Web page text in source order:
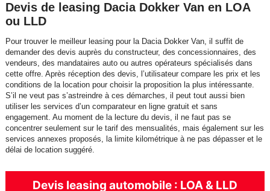
Devis de leasing Dacia Dokker Van en LOA
ou LLD
Pour trouver le meilleur leasing pour la Dacia Dokker Van, il suffit de
demander des devis auprès du constructeur, des concessionnaires, des
vendeurs, des mandataires auto ou autres opérateurs spécialisés dans
cette offre. Après réception des devis, l’utilisateur compare les prix et les
conditions de la location pour choisir la proposition la plus intéressante.
S’il ne veut pas s’astreindre à ces démarches, il peut tout aussi bien
utiliser les services d’un comparateur en ligne gratuit et sans
engagement. Au moment de la lecture du devis, il ne faut pas se
concentrer seulement sur le tarif des mensualités, mais également sur les
services annexes proposés, la limite kilométrique à ne pas dépasser et le
délai de location suggéré.